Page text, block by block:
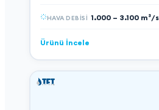
HAVA DEBISI 1.000 – 3.100 m³/
Ürünü İncele